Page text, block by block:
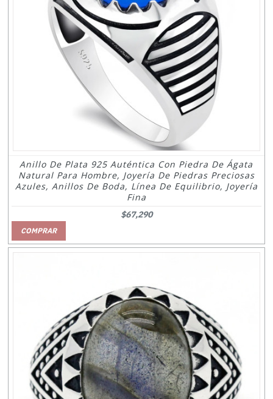
Anillo De Plata 925 Auténtica Con Piedra De Ágata
Natural Para Hombre, Joyería De Piedras Preciosas
Azules, Anillos De Boda, Línea De Equilibrio, Joyería
Fina
$67,290
COMPRAR